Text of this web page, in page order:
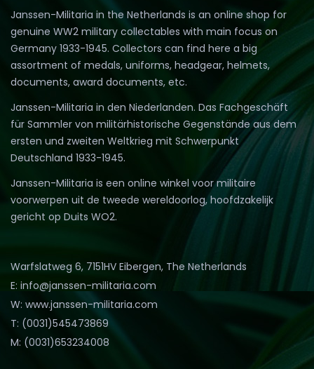
Janssen-Militaria in the Netherlands is an online shop for
genuine WW2 military collectables with main focus on
Germany 1933-1945. Collectors can find here a big
assortment of medals, uniforms, headgear, helmets,
documents, award documents, etc.
Janssen-Militaria in den Niederlanden. Das Fachgeschäft
für Sammler von militärhistorische Gegenstände aus dem
ersten und zweiten Weltkrieg mit Schwerpunkt
Deutschland 1933-1945.
Janssen-Militaria is een online winkel voor militaire
voorwerpen uit de tweede wereldoorlog, hoofdzakelijk
gericht op Duits WO2.
Warfslatweg 6, 7151HV Eibergen, The Netherlands
E: info@janssen-militaria.com
W: www.janssen-militaria.com
T: (0031)545473869
M: (0031)653234008